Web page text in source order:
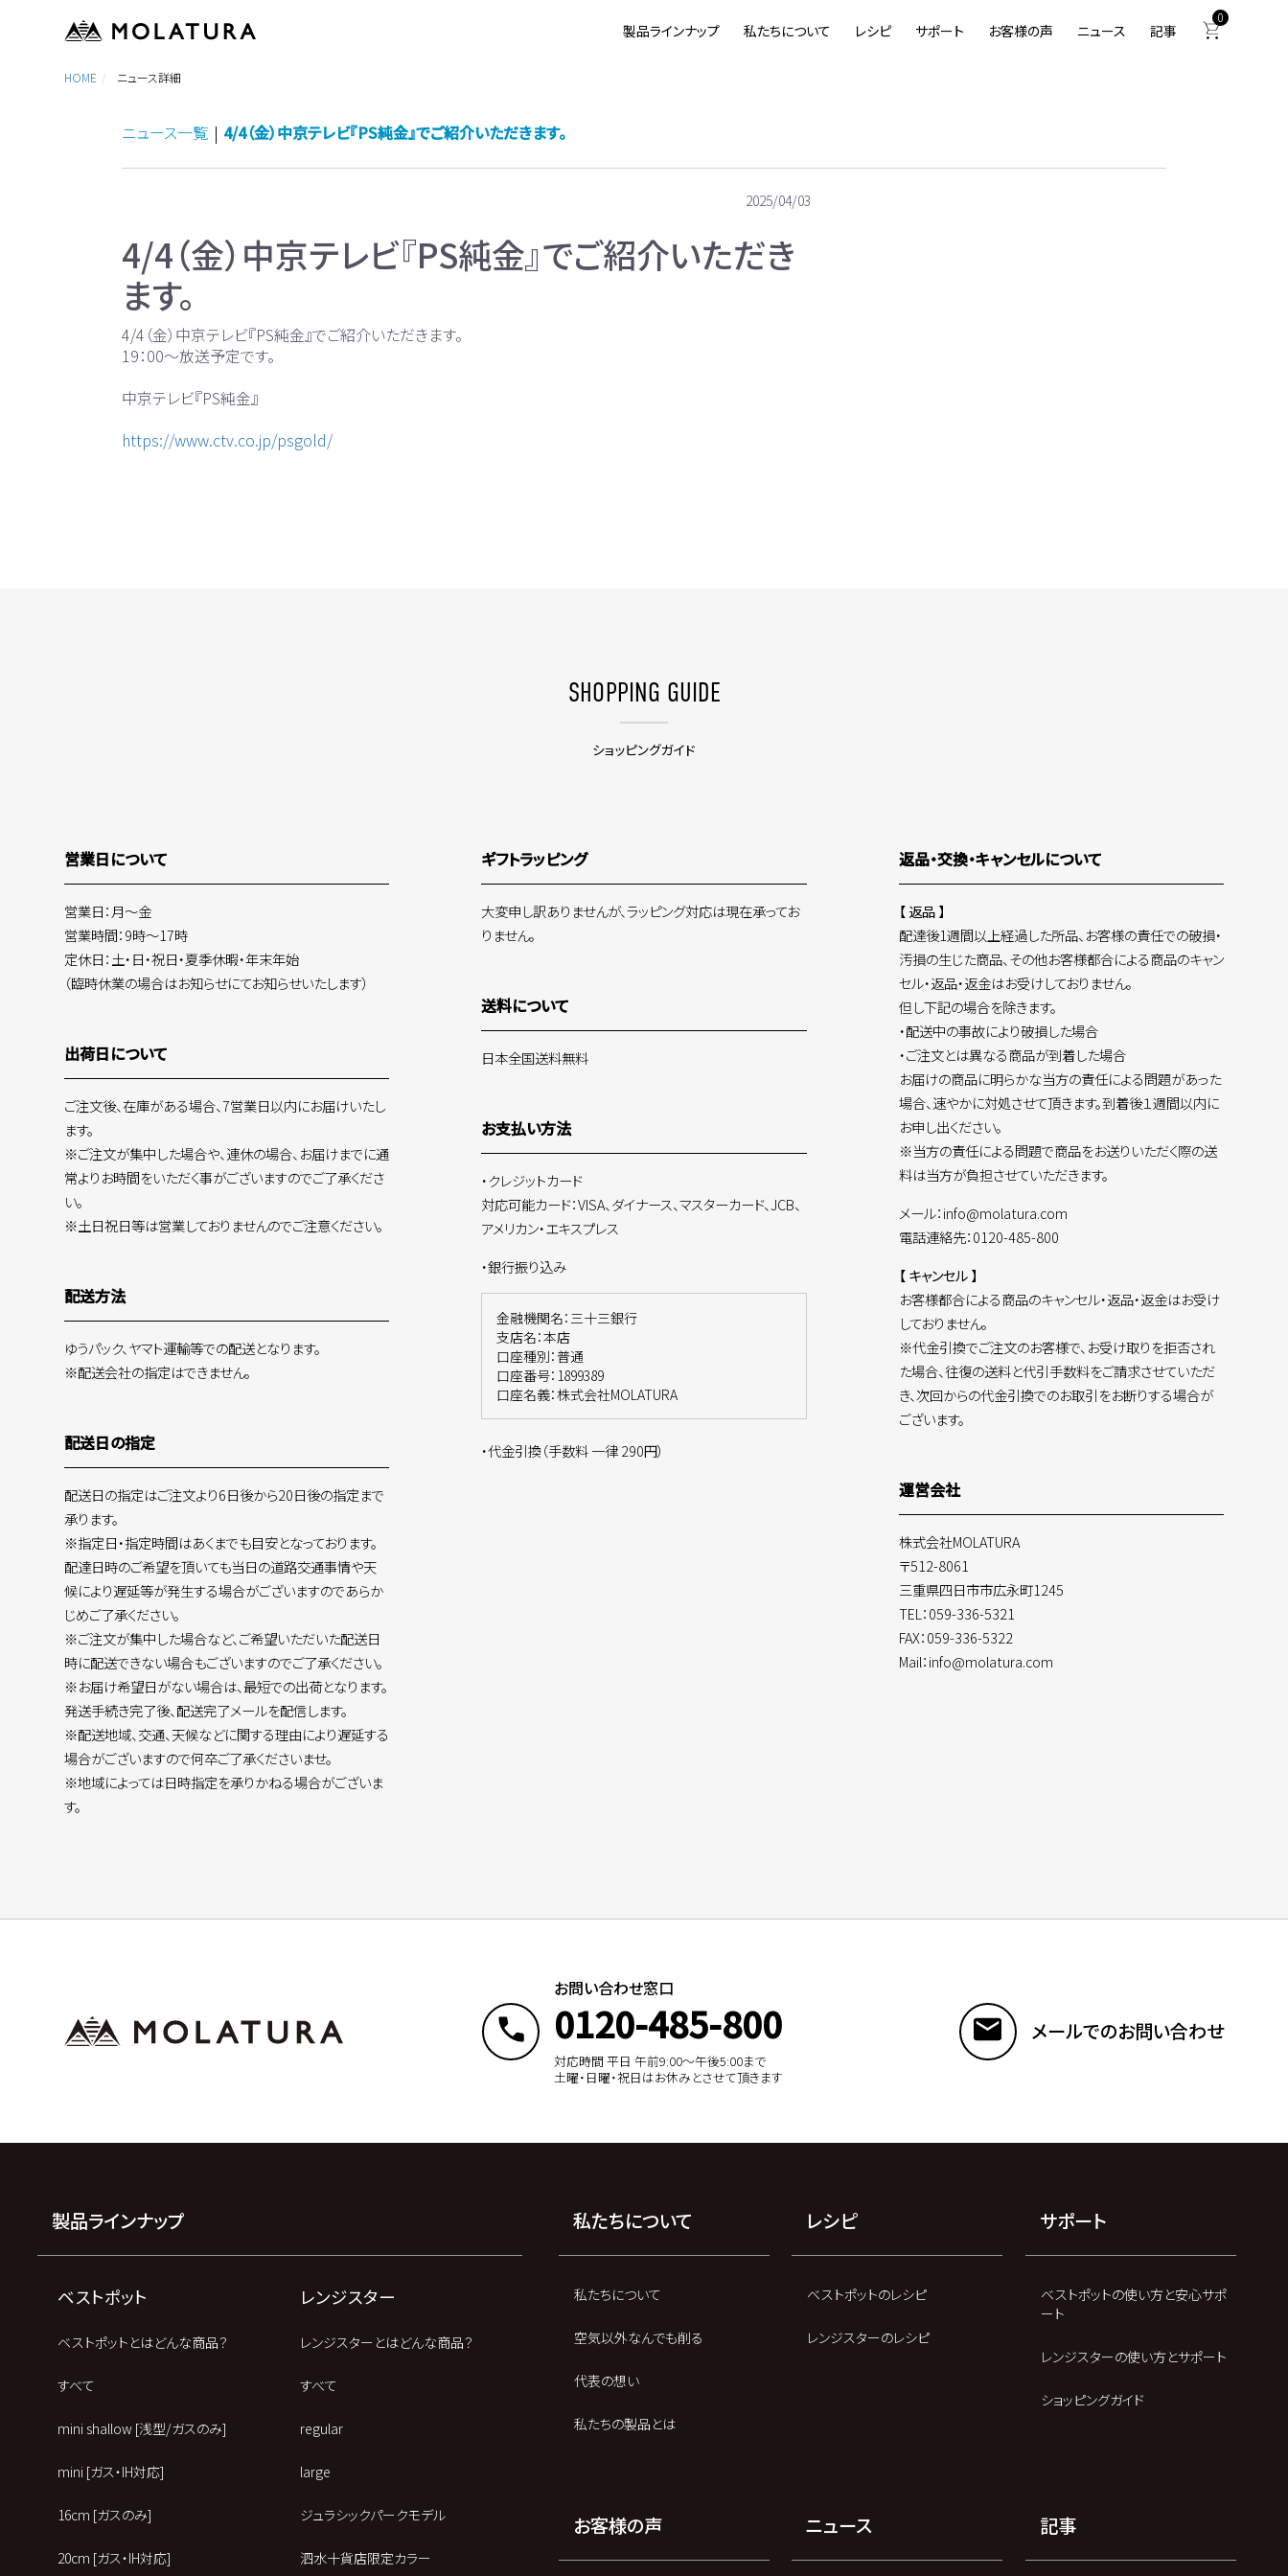
製品ラインナップ 私たちについて レシピ サポート お客様の声 ニュース 記事
0
HOME ニュース詳細
ニュース一覧 | 4/4（金）中京テレビ『PS純金』でご紹介いただきます。
2025/04/03
4/4（金）中京テレビ『PS純金』でご紹介いただき
ます。
4/4（金）中京テレビ『PS純金』でご紹介いただきます。
19：00～放送予定です。
中京テレビ『PS純金』
https://www.ctv.co.jp/psgold/
SHOPPING GUIDE
ショッピングガイド
営業日について
営業日：月～金
営業時間：9時～17時
定休日：土・日・祝日・夏季休暇・年末年始
（臨時休業の場合はお知らせにてお知らせいたします）
出荷日について
ご注文後、在庫がある場合、7営業日以内にお届けいたし
ます。
※ご注文が集中した場合や、連休の場合、お届けまでに通
常よりお時間をいただく事がございますのでご了承くださ
い。
※土日祝日等は営業しておりませんのでご注意ください。
配送方法
ゆうパック、ヤマト運輸等での配送となります。
※配送会社の指定はできません。
配送日の指定
配送日の指定はご注文より6日後から20日後の指定まで
承ります。
※指定日・指定時間はあくまでも目安となっております。
配達日時のご希望を頂いても当日の道路交通事情や天
候により遅延等が発生する場合がございますのであらか
じめご了承ください。
※ご注文が集中した場合など、ご希望いただいた配送日
時に配送できない場合もございますのでご了承ください。
※お届け希望日がない場合は、最短での出荷となります。
発送手続き完了後、配送完了メールを配信します。
※配送地域、交通、天候などに関する理由により遅延する
場合がございますので何卒ご了承くださいませ。
※地域によっては日時指定を承りかねる場合がございま
す。
ギフトラッピング
大変申し訳ありませんが、ラッピング対応は現在承ってお
りません。
送料について
日本全国送料無料
お支払い方法
・クレジットカード
対応可能カード：VISA、ダイナース、マスターカード、JCB、
アメリカン・エキスプレス
・銀行振り込み
金融機関名：三十三銀行
支店名：本店
口座種別：普通
口座番号：1899389
口座名義：株式会社MOLATURA
・代金引換（手数料 一律 290円）
返品・交換・キャンセルについて
【 返品 】
配達後1週間以上経過した所品、お客様の責任での破損・
汚損の生じた商品、その他お客様都合による商品のキャン
セル・返品・返金はお受けしておりません。
但し下記の場合を除きます。
・配送中の事故により破損した場合
・ご注文とは異なる商品が到着した場合
お届けの商品に明らかな当方の責任による問題があった
場合、速やかに対処させて頂きます。到着後１週間以内に
お申し出ください。
※当方の責任による問題で商品をお送りいただく際の送
料は当方が負担させていただきます。
メール：info@molatura.com
電話連絡先：0120-485-800
【 キャンセル 】
お客様都合による商品のキャンセル・返品・返金はお受け
しておりません。
※代金引換でご注文のお客様で、お受け取りを拒否され
た場合、往復の送料と代引手数料をご請求させていただ
き、次回からの代金引換でのお取引をお断りする場合が
ございます。
運営会社
株式会社MOLATURA
〒512-8061
三重県四日市市広永町1245
TEL：059-336-5321
FAX：059-336-5322
Mail：info@molatura.com
お問い合わせ窓口
0120-485-800
対応時間 平日 午前9:00〜午後5:00まで
土曜・日曜・祝日はお休みとさせて頂きます
メールでのお問い合わせ
製品ラインナップ
ベストポット
ベストポットとはどんな商品？
すべて
mini shallow [浅型/ガスのみ]
mini [ガス・IH対応]
16cm [ガスのみ]
20cm [ガス・IH対応]
レンジスター
レンジスターとはどんな商品？
すべて
regular
large
ジュラシックパークモデル
泗水十貨店限定カラー
私たちについて
私たちについて
空気以外なんでも削る
代表の想い
私たちの製品とは
レシピ
ベストポットのレシピ
レンジスターのレシピ
サポート
ベストポットの使い方と安心サポ
ート
レンジスターの使い方とサポート
ショッピングガイド
お客様の声 ニュース 記事